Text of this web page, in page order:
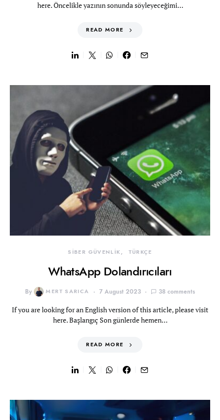
here. Öncelikle yazının sonunda söyleyeceğimi…
READ MORE
SİBER GÜVENLİK TÜRKÇE
WhatsApp Dolandırıcıları
By MERT SARICA 7 August 2023 38 comments
If you are looking for an English version of this article, please visit
here. Başlangıç Son günlerde hemen…
READ MORE